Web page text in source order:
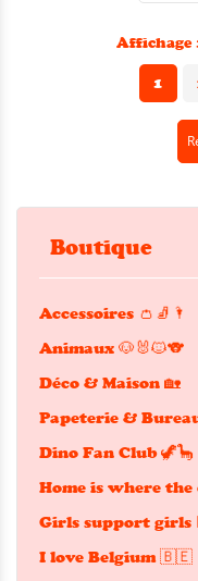
Affichage
1
Boutique
Accessoires 👛🧦🌂
Animaux 🐶🐰🐱🐨
Déco & Maison 🏡
Papeterie &
Dino Fan Club 🦖🦕
Home is where the
Girls support girls
I love Belgium 🇧🇪